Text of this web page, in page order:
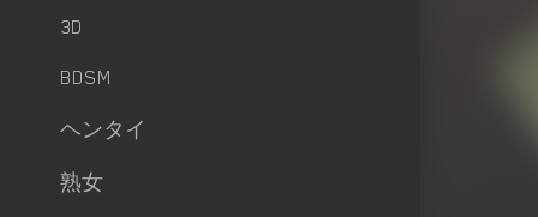
3D
BDSM
ヘンタイ
熟女